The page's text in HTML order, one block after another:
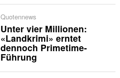
Quotennews
Unter vier Millionen:
«Landkrimi» erntet
dennoch Primetime-
Führung